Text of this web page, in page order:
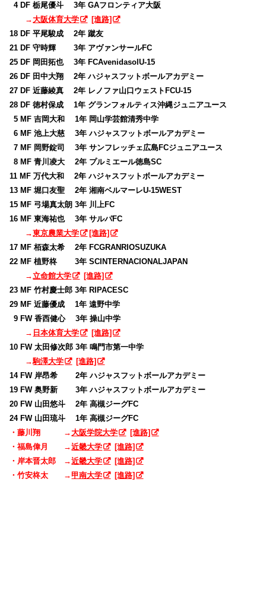
04 DF 栃尾優斗 3年 GAフロンティア大阪
→大阪体育大学
[進路]
18 DF 平尾駿成 2年 蹴友
21 DF 守時輝 3年 アヴァンサールFC
25 DF 岡田拓也 3年 FCAvenidasolU-15
26 DF 田中大翔 2年 ハジャスフットボールアカデミー
27 DF 近藤綾真 2年 レノファ山口ウェストFCU-15
28 DF 徳村保成 1年 グランフォルティス沖縄ジュニアユース
05 MF 吉岡大和 1年 岡山学芸館清秀中学
06 MF 池上大慈 3年 ハジャスフットボールアカデミー
07 MF 岡野錠司 3年 サンフレッチェ広島FCジュニアユース
08 MF 青川凌大 2年 プルミエール徳島SC
11 MF 万代大和 2年 ハジャスフットボールアカデミー
13 MF 堀口友聖 2年 湘南ベルマーレU-15WEST
15 MF 弓場真太朗 3年 川上FC
16 MF 東海祐也 3年 サルパFC
→東京農業大学
[進路]
17 MF 栢森太希 2年 FCGRANRIOSUZUKA
22 MF 植野柊 3年 SCINTERNACIONALJAPAN
→立命館大学
[進路]
23 MF 竹村慶士郎 3年 RIPACESC
29 MF 近藤優成 1年 遠野中学
09 FW 香西健心 3年 操山中学
→ 日本体育大学
[進路]
10 FW 太田修次郎 3年 鳴門市第一中学
→駒澤大学
[進路]
14 FW 岸昂希 2年 ハジャスフットボールアカデミー
19 FW 奥野新 3年 ハジャスフットボールアカデミー
20 FW 山田悠斗 2年 高槻ジーグFC
24 FW 山田琉斗 1年 高槻ジーグFC
・藤川翔 →大阪学院大学
[進路]
・福島偉月 →近畿大学
[進路]
・岸本晋太郎 →近畿大学
[進路]
・竹安柊太 →甲南大学 [進路]